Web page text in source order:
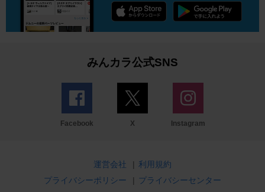
みんカラ公式SNS
Facebook X Instagram
運営会社 | 利用規約
プライバシーポリシー
| プライバシーセンター